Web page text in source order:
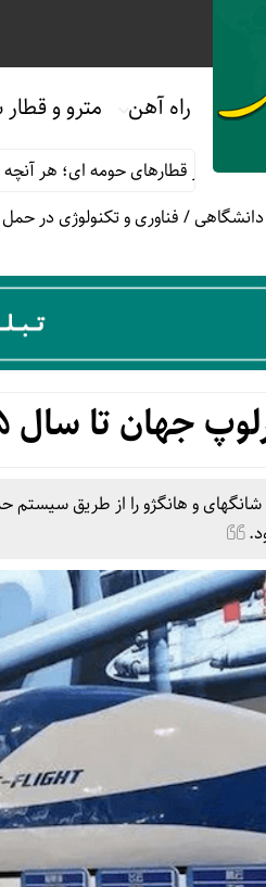
راه آهن مترو و
حومه ای؛ هر آنچه مسافران
دانشگاهی/فناوری و تکنولوژی در
سال ۲۰۳۵ در چین ساخته خواهد شد
و هانگژو را از طریق سیستم